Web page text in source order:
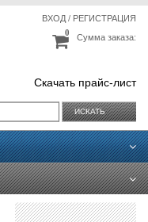
ВХОД/ РЕГИСТРАЦИЯ
Сумма заказа:
0
Скачать прайс-лист
ИСКАТЬ